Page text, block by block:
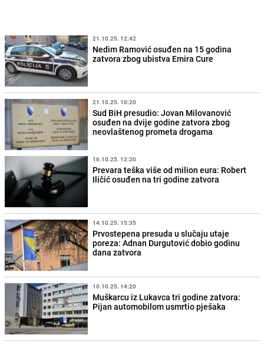
21.10.25. 12:42
Nedim Ramović osuđen na 15 godina
zatvora zbog ubistva Emira Cure
21.10.25. 10:20
Sud BiH presudio: Jovan Milovanović
osuđen na dvije godine zatvora zbog
neovlaštenog prometa drogama
16.10.25. 12:20
Prevara teška više od milion eura: Robert
Iličić osuđen na tri godine zatvora
14.10.25. 15:35
Prvostepena presuda u slučaju utaje
poreza: Adnan Durgutović dobio godinu
dana zatvora
10.10.25. 14:20
Muškarcu iz Lukavca tri godine zatvora:
Pijan automobilom usmrtio pješaka